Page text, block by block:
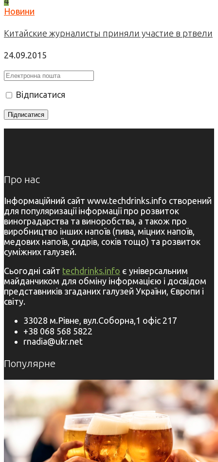
Новини
Китайские журналисты приняли участие в ртвели
24.09.2015
Відписатися
Про нас
Інформаційний сайт www.techdrinks.info створений
для популяризації інформації про розвиток
виноградарства та виноробства, а також про
виробництво інших напоїв (пива, міцних напоїв,
медових напоїв, сидрів, соків тощо) та розвиток
суміжних галузей.
Сьогодні сайт techdrinks.info є універсальним
майданчиком для обміну інформацією і досвідом
представників згаданих галузей України, Європи і
світу.
33028 м.Рівне, вул.Соборна,1 офіс 217
+38 068 568 5822
rnadia@ukr.net
Популярне